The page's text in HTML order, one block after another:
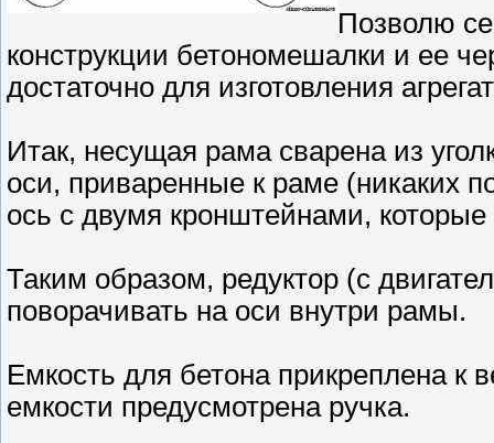
Позволю
конструкции бетономешалки и ее
достаточно для изготовления
Итак, несущая рама сварена из
оси, приваренные к раме (никаких
ось с двумя кронштейнами, которые
Таким образом, редуктор (с
поворачивать на оси внутри рамы.
Емкость для бетона прикреплена к
емкости предусмотрена ручка.